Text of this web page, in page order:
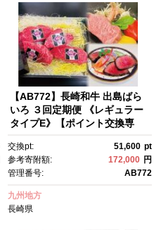
【AB772】長崎和牛 出島ばら
いろ ３回定期便 《レギュラー
タイプE》【ポイント交換専
交換pt: 51,600 pt
参考寄附額:
172,000 円
管理番号:
AB772
九州地方
長崎県